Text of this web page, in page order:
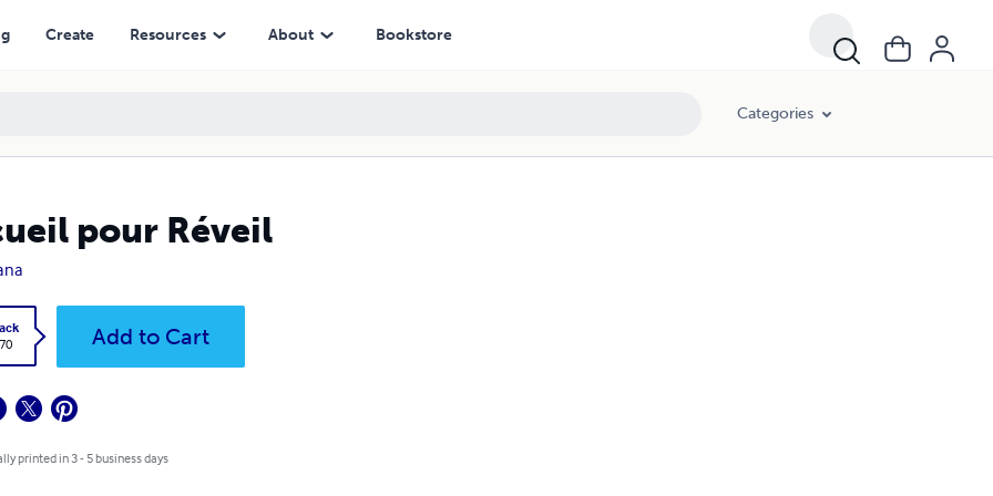
Create Resources About Bookstore
Categories
pour Réveil
Add to Cart
printed in 3 - 5 business days